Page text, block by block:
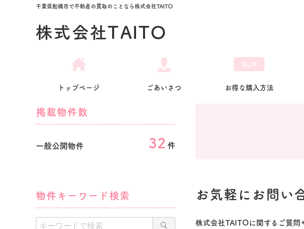
千葉県船橋市で不動産の買取のことなら株式会社TAITO
トップページ ごあいさつ お得な購⼊⽅法
お気軽にお問い
株式会社TAITOに関するご質問
掲載物件数
一般公開物件 32 件
物件キーワード検索